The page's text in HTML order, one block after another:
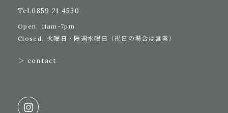
Tel.0859 21 4530
Open. 11am-7pm
Closed. 火曜日・隔週水曜日（祝日の場合は営業）
＞ contact